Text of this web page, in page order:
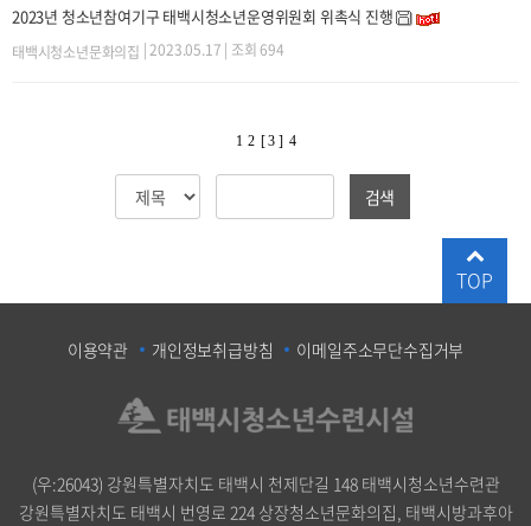
2023년 청소년참여기구 태백시청소년운영위원회 위촉식 진행
태백시청소년문화의집 | 2023.05.17 | 조회 694
1 2 [ 3 ] 4
검색
이용약관 개인정보취급방침 이메일주소무단수집거부
(우:26043) 강원특별자치도 태백시 천제단길 148 태백시청소년수련관
강원특별자치도 태백시 번영로 224 상장청소년문화의집, 태백시방과후아
TOP